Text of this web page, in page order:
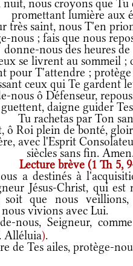
nuit, nous croyons que Tu
promettant lumière aux
très saint, nous T'en
nous ; fais que nous
donne-nous des heures de
se livrent au sommeil ;
pour T'attendre ; protège
ceux qui Te gardent
nous ô Défenseur,
daigne guider
Tu rachetas par Ton
ô Roi plein de bonté,
avec l'Esprit
siècles sans fin. Amen.
Lecture brève (1 Th 5,
a destinés à
Jésus-Christ, qui est
soit que nous
vivions avec Lui.
nous, Seigneur,
Alléluia).
de Tes ailes, protège-